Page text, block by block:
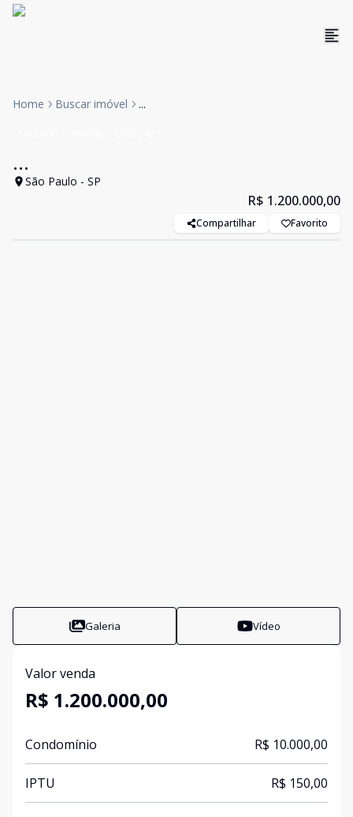
Home Buscar imóvel ...
...
São Paulo - SP
R$ 1.200.000,00
Compartilhar Favorito
Galeria Vídeo
Valor venda
R$ 1.200.000,00
Condomínio R$ 10.000,00
IPTU R$ 150,00